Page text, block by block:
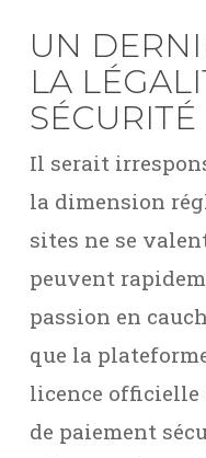
UN
LA
SÉCURITÉ
Il serait
la dimension
sites ne se
peuvent
passion en
que la
licence officielle
de paiement